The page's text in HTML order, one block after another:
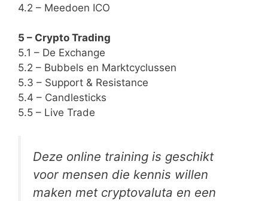
4.2 – Meedoen ICO
5 – Crypto Trading
5.1 – De Exchange
5.2 – Bubbels en Marktcyclussen
5.3 – Support & Resistance
5.4 – Candlesticks
5.5 – Live Trade
Deze online training is geschikt
voor mensen die kennis willen
maken met cryptovaluta en een